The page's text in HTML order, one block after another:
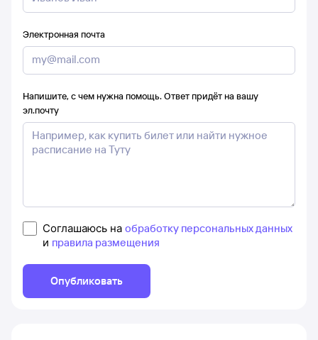
Электронная почта
Напишите, с чем нужна помощь. Ответ придёт на вашу
эл.почту
Соглашаюсь на обработку персональных данных
и правила размещения
Опубликовать